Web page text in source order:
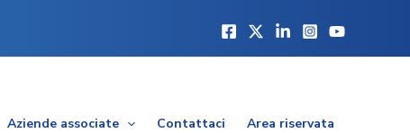
Aziende associate Contattaci Area riservata